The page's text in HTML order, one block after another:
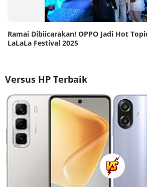
Ramai Dibiicarakan! OPPO Jadi Hot
LaLaLa Festival 2025
Versus HP Terbaik